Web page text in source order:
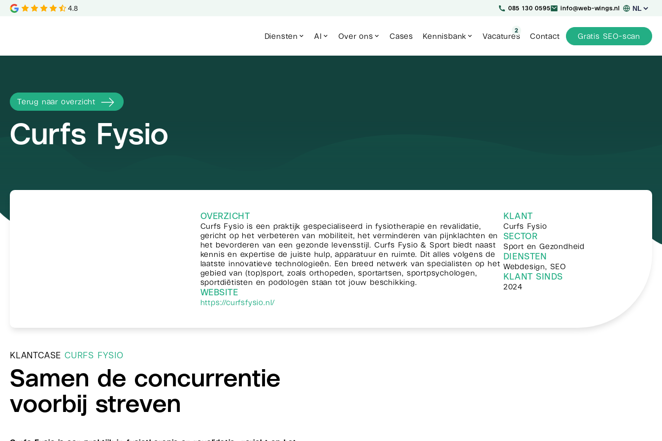
4.8 085 130 0595 info@web-wings.nl
Kies
taal
Diensten
AI Over ons Cases Kennisbank Vacatures
2
Contact Gratis SEO-scan
Terug naar overzicht
Curfs Fysio
OVERZICHT
Curfs Fysio is een praktijk gespecialiseerd in fysiotherapie en revalidatie,
gericht op het verbeteren van mobiliteit, het verminderen van pijnklachten en
het bevorderen van een gezonde levensstijl. Curfs Fysio & Sport biedt naast
kennis en expertise de juiste hulp, apparatuur en ruimte. Dit alles volgens de
laatste innovatieve technologieën. Een breed netwerk van specialisten op het
gebied van (top)sport, zoals orthopeden, sportartsen, sportpsychologen,
sportdiëtisten en podologen staan tot jouw beschikking.
WEBSITE
https://curfsfysio.nl/
KLANT
Curfs Fysio
SECTOR
Sport en Gezondheid
DIENSTEN
Webdesign, SEO
KLANT SINDS
2024
KLANTCASE CURFS FYSIO
Samen de concurrentie
voorbij streven